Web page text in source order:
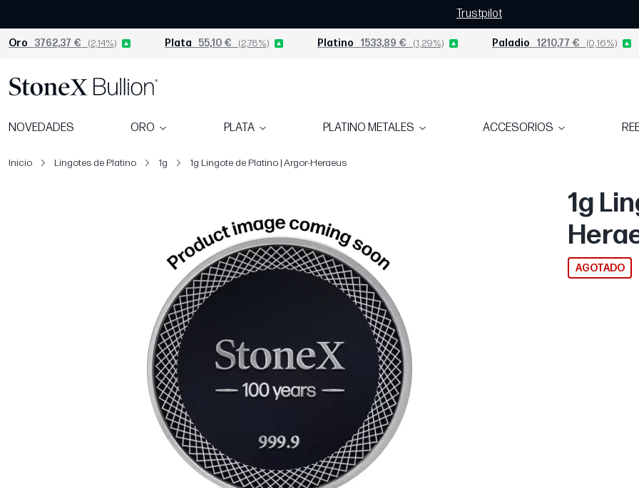
Trustpilot
Oro 3762,37 € (2,14%) Plata 55,10 € (2,78%) Platino 1533,89 € (1,29%) Paladio 1210,77 € (0,16%)
NOVEDADES ORO PLATA PLATINO METALES ACCESORIOS
Inicio Lingotes de Platino 1g 1g Lingote de Platino | Argor-Heraeus
1g
AGOTADO